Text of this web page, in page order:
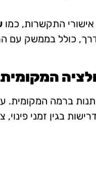
התקשרות, כמו
כולל בממשק עם
ברמה המקומית.
בגין זמני